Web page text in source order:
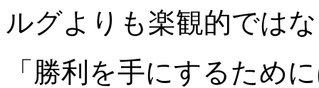
ルグよりも楽観的では
「勝利を手にするため